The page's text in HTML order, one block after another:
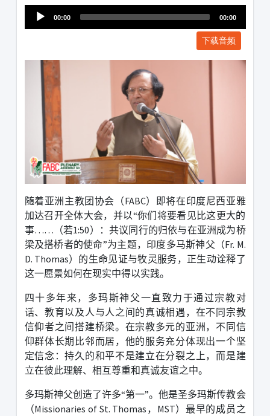
Player
00:00 00:00
下载音频
随着亚洲主教团协会（FABC）即将在印度尼西亚雅
加达召开全体大会，并以“你们将要看见比这更大的
事…… （若1:50）：共议同行的归依与在亚洲成为桥
梁及搭桥者的使命”为主题，印度多马斯神父（Fr. M.
D. Thomas）的生命见证与牧灵服务，正生动诠释了
这一愿景如何在现实中得以实践。
四十多年来，多玛斯神父一直致力于通过宗教对
话、教育以及人与人之间的真诚相遇，在不同宗教
信仰者之间搭建桥梁。在宗教多元的亚洲，不同信
仰群体长期比邻而居，他的服务充分体现出一个坚
定信念：持久的和平不是建立在分裂之上，而是建
立在彼此理解、相互尊重和真诚友谊之中。
多玛斯神父创造了许多“第一”。他是圣多玛斯传教会
（Missionaries of St. Thomas ， MST）最早的成员之